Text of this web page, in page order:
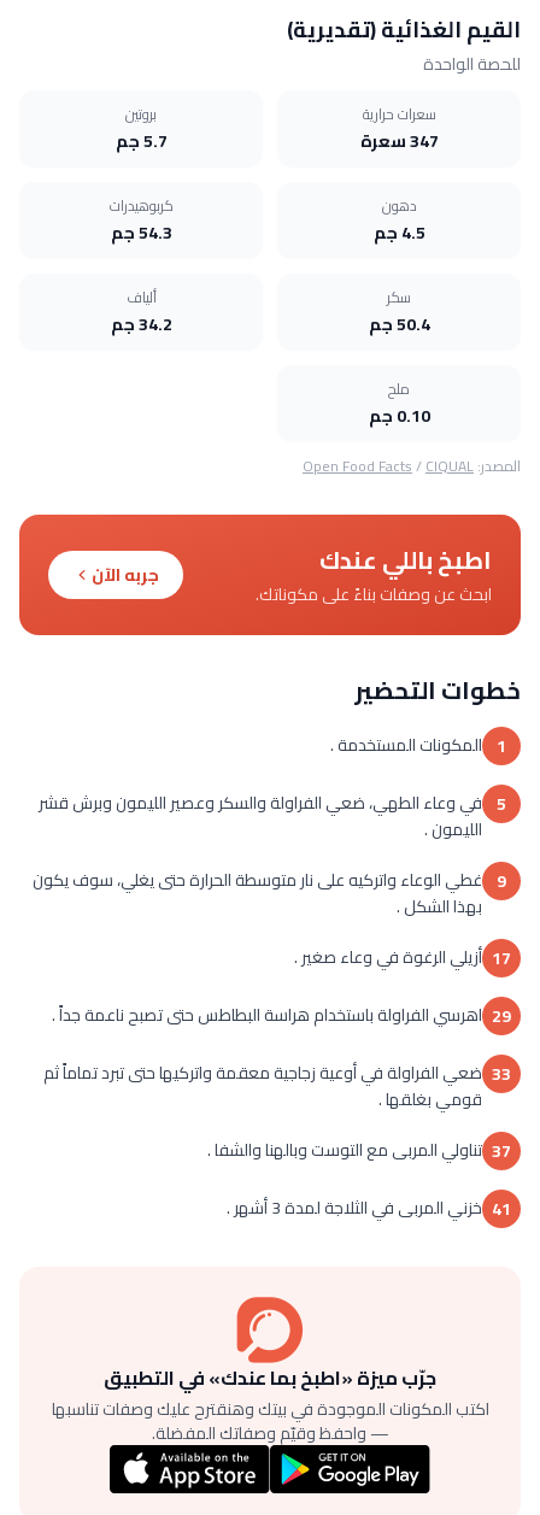
القيم الغذائية (تقديرية)
للحصة الواحدة
سعرات حرارية
347 سعرة
بروتين
5.7 جم
دهون
4.5 جم
كربوهيدرات
54.3 جم
سكر
50.4 جم
ألياف
34.2 جم
ملح
0.10 جم
المصدر: Open Food Facts/CIQUAL
اطبخ باللي عندك
ابحث عن وصفات بناءً على مكوناتك.
جربه الآن
خطوات التحضير
1 المكونات المستخدمة .
5 في وعاء الطهي، ضعي الفراولة والسكر وعصير الليمون وبرش قشر
الليمون .
9 غطي الوعاء واتركيه على نار متوسطة الحرارة حتى يغلي، سوف يكون
بهذا الشكل .
17 أزيلي الرغوة في وعاء صغير .
29 اهرسي الفراولة باستخدام هراسة البطاطس حتى تصبح ناعمة جداً .
33 ضعي الفراولة في أوعية زجاجية معقمة واتركيها حتى تبرد تماماً ثم
قومي بغلقها .
37 تناولي المربى مع التوست وبالهنا والشفا .
41 خزني المربى في الثلاجة لمدة 3 أشهر .
جرّب ميزة «اطبخ بما عندك» في التطبيق
اكتب المكونات الموجودة في بيتك وهنقترح عليك وصفات تناسبها
— واحفظ وقيّم وصفاتك المفضلة.